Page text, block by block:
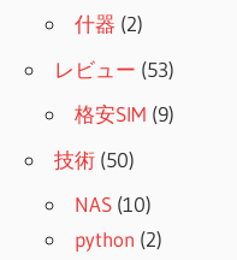
什器 (2)
レビュー (53)
格安SIM (9)
技術 (50)
NAS (10)
python (2)